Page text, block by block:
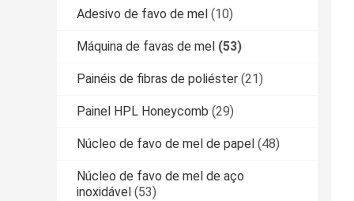
Adesivo de favo de mel (10)
Máquina de favas de mel (53)
Painéis de fibras de poliéster (21)
Painel HPL Honeycomb (29)
Núcleo de favo de mel de papel (48)
Núcleo de favo de mel de aço
inoxidável (53)